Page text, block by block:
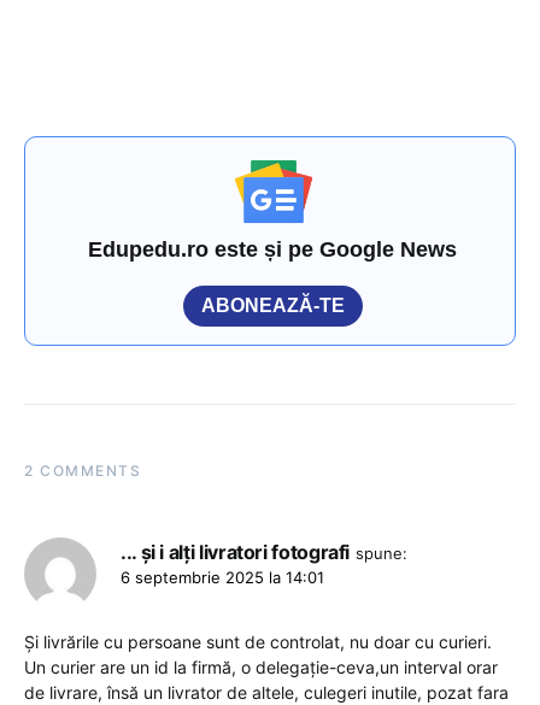
Edupedu.ro este și pe Google News
ABONEAZĂ-TE
2 COMMENTS
... și i alți livratori fotografi spune:
6 septembrie 2025 la 14:01
Și livrările cu persoane sunt de controlat, nu doar cu curieri.
Un curier are un id la firmă, o delegație-ceva,un interval orar
de livrare, însă un livrator de altele, culegeri inutile, pozat fara